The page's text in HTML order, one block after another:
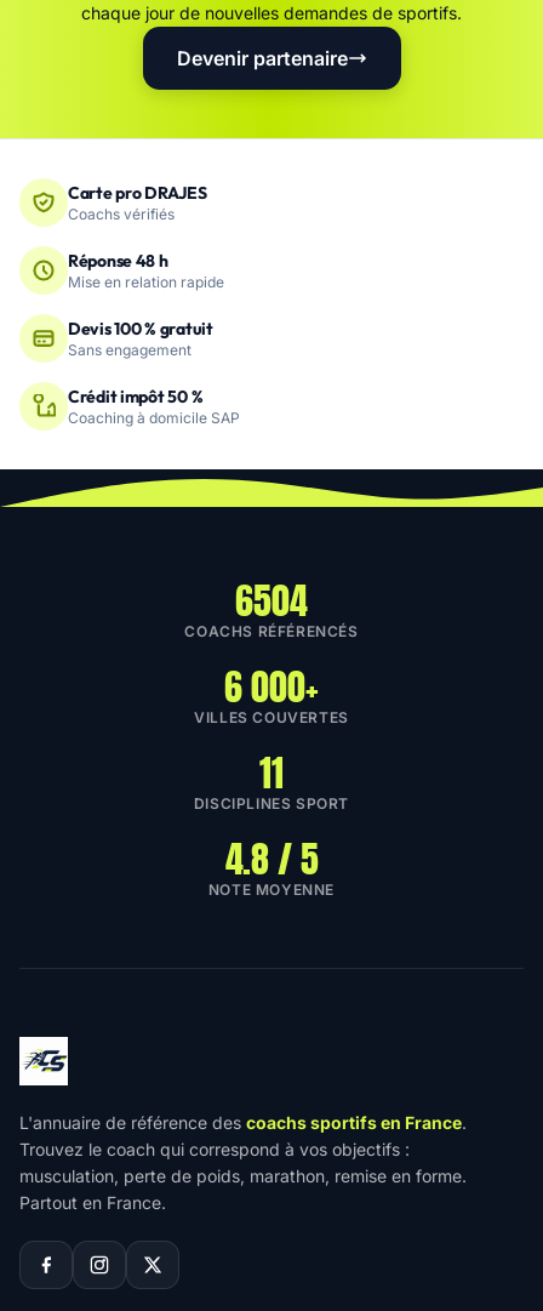
chaque jour de nouvelles demandes de sportifs.
Devenir partenaire
Carte pro DRAJES
Coachs vérifiés
Réponse 48 h
Mise en relation rapide
Devis 100 % gratuit
Sans engagement
Crédit impôt 50 %
Coaching à domicile SAP
6504
COACHS RÉFÉRENCÉS
6 000+
VILLES COUVERTES
11
DISCIPLINES SPORT
4.8 / 5
NOTE MOYENNE
L'annuaire de référence des coachs sportifs en France.
Trouvez le coach qui correspond à vos objectifs :
musculation, perte de poids, marathon, remise en forme.
Partout en France.